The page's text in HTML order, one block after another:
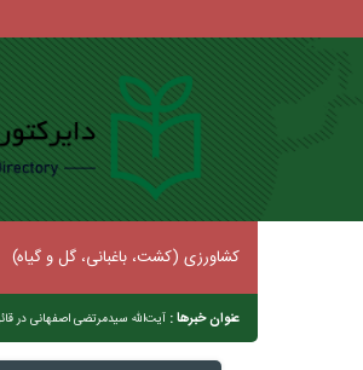
کشاورزی (کشت، باغبانی، گل و گیاه)
عنوان خبرها : آیت‌الله سیدمرتضی اصفهانی د|